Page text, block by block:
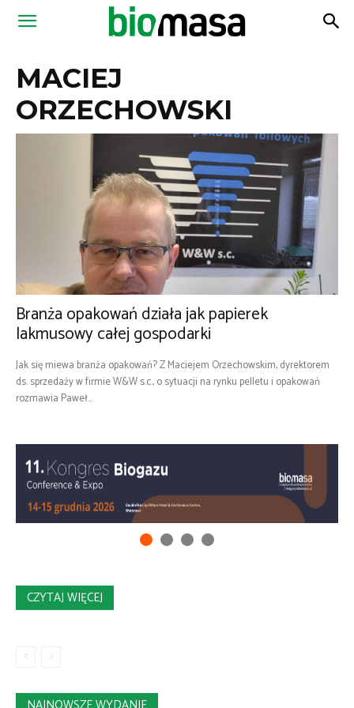
Magazyn
MACIEJ
ORZECHOWSKI
Branża opakowań działa jak papierek
lakmusowy całej gospodarki
Jak się miewa branża opakowań? Z Maciejem Orzechowskim, dyrektorem
ds. sprzedaży w firmie W&W s.c., o sytuacji na rynku pelletu i opakowań
rozmawia Paweł...
CZYTAJ WIĘCEJ